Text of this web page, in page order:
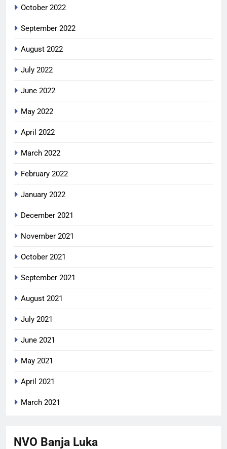
October 2022
September 2022
August 2022
July 2022
June 2022
May 2022
April 2022
March 2022
February 2022
January 2022
December 2021
November 2021
October 2021
September 2021
August 2021
July 2021
June 2021
May 2021
April 2021
March 2021
NVO Banja Luka